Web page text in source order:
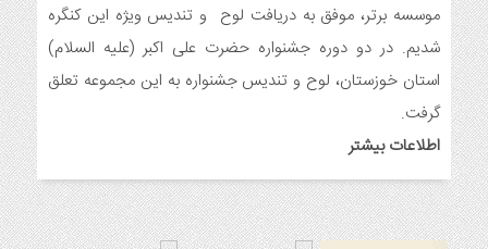
ایجاد ۱۱۰ شعبه نغمه های عشق در ۱۱۰ منطقه شهر و روستای
اندیمشک
7 ماه قبل
مراسم رونمایی از طرح ستاره های اندیمشک و طرح خانه های نور،
اندیمشک
8 ماه قبل
خداحافظی سراج الدین با شبکه فرهنگی مردمی نغمه های عشق
8 ماه قبل
موسسه برتر، موفق به دریافت لوح و تندیس ویژه این کنگره
شدیم. در دو دوره جشنواره حضرت علی اکبر (علیه السلام)
استان خوزستان، لوح و تندیس جشنواره به این مجموعه تعلق
گرفت.
اطلاعات بیشتر